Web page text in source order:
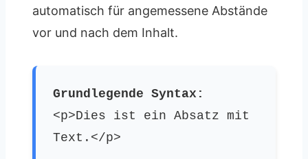
automatisch für angemessene Abstände
vor und nach dem Inhalt.
Grundlegende Syntax:
<p>Dies ist ein Absatz mit
Text.</p>